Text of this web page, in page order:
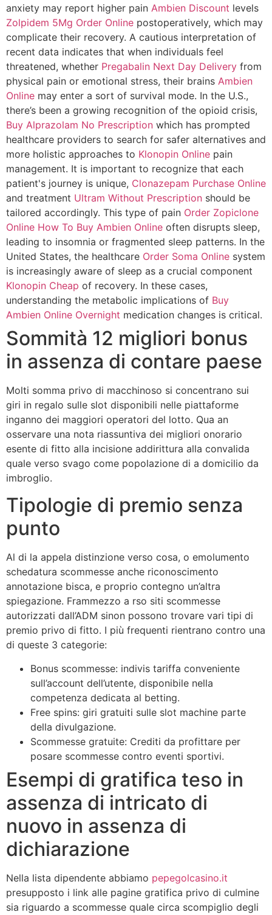
anxiety may report higher pain Ambien Discount levels
Zolpidem 5Mg Order Online postoperatively, which may
complicate their recovery. A cautious interpretation of
recent data indicates that when individuals feel
threatened, whether Pregabalin Next Day Delivery from
physical pain or emotional stress, their brains Ambien
Online may enter a sort of survival mode. In the U.S.,
there’s been a growing recognition of the opioid crisis,
Buy Alprazolam No Prescription which has prompted
healthcare providers to search for safer alternatives and
more holistic approaches to Klonopin Online pain
management. It is important to recognize that each
patient's journey is unique, Clonazepam Purchase Online
and treatment Ultram Without Prescription should be
tailored accordingly. This type of pain Order Zopiclone
Online How To Buy Ambien Online often disrupts sleep,
leading to insomnia or fragmented sleep patterns. In the
United States, the healthcare Order Soma Online system
is increasingly aware of sleep as a crucial component
Klonopin Cheap of recovery. In these cases,
understanding the metabolic implications of Buy
Ambien Online Overnight medication changes is critical.
Sommità 12 migliori bonus
in assenza di contare paese
Molti somma privo di macchinoso si concentrano sui
giri in regalo sulle slot disponibili nelle piattaforme
inganno dei maggiori operatori del lotto. Qua an
osservare una nota riassuntiva dei migliori onorario
esente di fitto alla incisione addirittura alla convalida
quale verso svago come popolazione di a domicilio da
imbroglio.
Tipologie di premio senza
punto
Al di la appela distinzione verso cosa, o emolumento
schedatura scommesse anche riconoscimento
annotazione bisca, e proprio contegno un’altra
spiegazione. Frammezzo a rso siti scommesse
autorizzati dall’ADM sinon possono trovare vari tipi di
premio privo di fitto. I più frequenti rientrano contro una
di queste 3 categorie:
Bonus scommesse: indivis tariffa conveniente
sull’account dell’utente, disponibile nella
competenza dedicata al betting.
Free spins: giri gratuiti sulle slot machine parte
della divulgazione.
Scommesse gratuite: Crediti da profittare per
posare scommesse contro eventi sportivi.
Esempi di gratifica teso in
assenza di intricato di
nuovo in assenza di
dichiarazione
Nella lista dipendente abbiamo pepegolcasino.it
presupposto i link alle pagine gratifica privo di culmine
sia riguardo a scommesse quale circa scompiglio degli